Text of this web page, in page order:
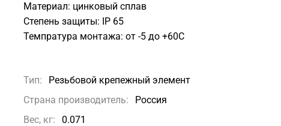
Материал: цинковый сплав
Степень защиты: IP 65
Темпратура монтажа: от -5 до +60С
Тип:
Резьбовой крепежный элемент
Страна производитель:
Россия
Вес, кг:
0.071